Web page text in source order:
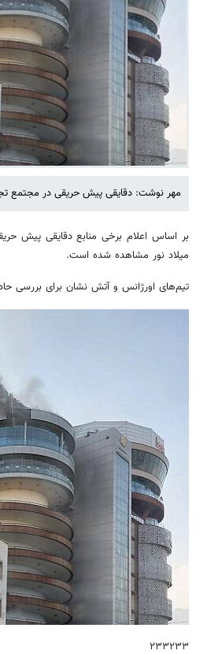
مهر نوشت: دقایقی پیش حریقی در مجتمع
بر اساس اعلام برخی منابع دقایقی پیش
میلاد نور مشاهده شده است.
تیم‌های اورژانس و آتش نشان برای بررسی
۲۳۳۲۳۳